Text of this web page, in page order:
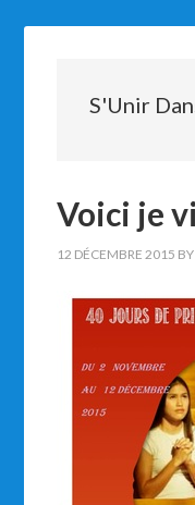
S'Unir
Voici je
12 DÉCEMBRE 2015 BY